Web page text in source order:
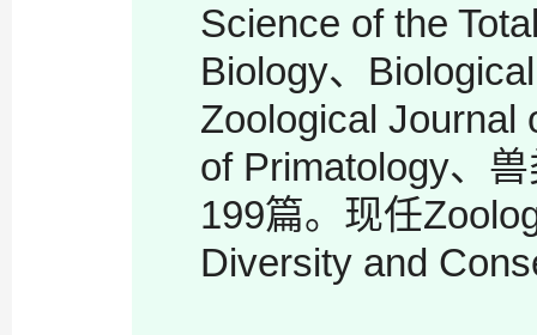
Science of the
Biology、
Zoological Journal
of Primatology、
199篇。现任
Diversity and